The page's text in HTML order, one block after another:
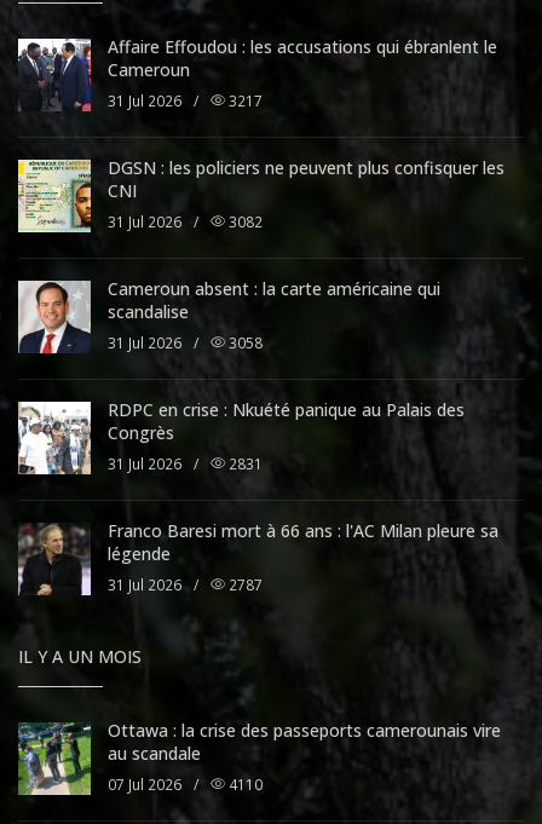
Affaire Effoudou : les accusations qui ébranlent le
Cameroun
31 Jul 2026 / 3217
DGSN : les policiers ne peuvent plus confisquer les
CNI
31 Jul 2026 / 3082
Cameroun absent : la carte américaine qui
scandalise
31 Jul 2026 / 3058
RDPC en crise : Nkuété panique au Palais des
Congrès
31 Jul 2026 / 2831
Franco Baresi mort à 66 ans : l'AC Milan pleure sa
légende
31 Jul 2026 / 2787
IL Y A UN MOIS
Ottawa : la crise des passeports camerounais vire
au scandale
07 Jul 2026 / 4110